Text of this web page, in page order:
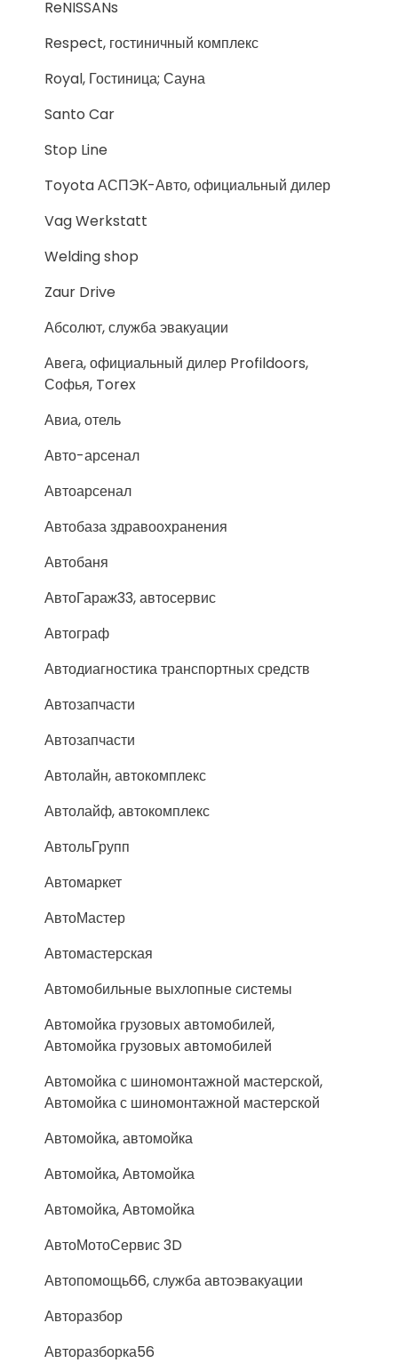
ReNISSANs
Respect, гостиничный комплекс
Royal, Гостиница; Сауна
Santo Car
Stop Line
Toyota АСПЭК-Авто, официальный дилер
Vag Werkstatt
Welding shop
Zaur Drive
Абсолют, служба эвакуации
Авега, официальный дилер Profildoors,
Софья, Torex
Авиа, отель
Авто-арсенал
Автоарсенал
Автобаза здравоохранения
Автобаня
АвтоГараж33, автосервис
Автограф
Автодиагностика транспортных средств
Автозапчасти
Автозапчасти
Автолайн, автокомплекс
Автолайф, автокомплекс
АвтольГрупп
Автомаркет
АвтоМастер
Автомастерская
Автомобильные выхлопные системы
Автомойка грузовых автомобилей,
Автомойка грузовых автомобилей
Автомойка с шиномонтажной мастерской,
Автомойка с шиномонтажной мастерской
Автомойка, автомойка
Автомойка, Автомойка
Автомойка, Автомойка
АвтоМотоСервис 3D
Автопомощь66, служба автоэвакуации
Авторазбор
Авторазборка56